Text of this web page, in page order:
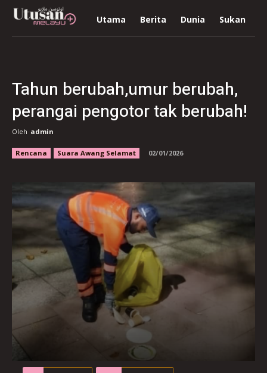
Utama Berita Dunia Sukan
Tahun berubah,umur berubah,
perangai pengotor tak berubah!
Oleh admin
Rencana Suara Awang Selamat 02/01/2026